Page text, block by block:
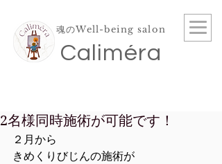
​Caliméra
魂のWell-being salon
2名様同時施術が可能です！
２月から
きめくりびじんの施術が